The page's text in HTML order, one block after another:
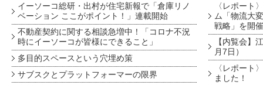
イーソーコ総研・出村が住宅新報で「倉庫リノ
ベーション ここがポイント！」連載開始
不動産契約に関する相談急増中！「コロナ不況
時にイーソーコが皆様にできること」
多目的スペースという穴埋め策
サブスクとプラットフォーマーの限界
〈レポート
ム「物流大
戦略」を開
【内覧会】
月7日）
〈レポート
ました！